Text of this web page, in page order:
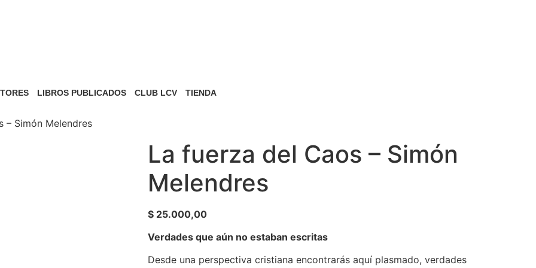
LIBROS PUBLICADOS CLUB LCV TIENDA
Simón Melendres
La fuerza del Caos – Simón
Melendres
$25.000,00
Verdades que aún no estaban escritas
Desde una perspectiva cristiana encontrarás aquí plasmado, verdades